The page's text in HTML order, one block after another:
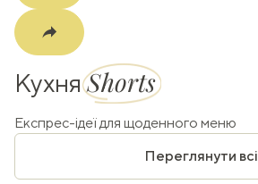
КухняShorts
Експрес-ідеї для щоденного меню
Переглянути всі